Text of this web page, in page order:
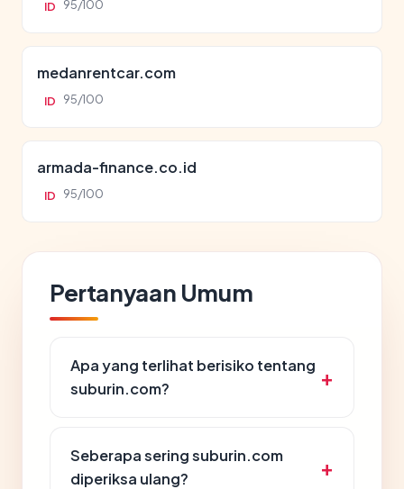
ID 95/100
medanrentcar.com
ID 95/100
armada-finance.co.id
ID 95/100
Pertanyaan Umum
Apa yang terlihat berisiko tentang
suburin.com?
Seberapa sering suburin.com
diperiksa ulang?